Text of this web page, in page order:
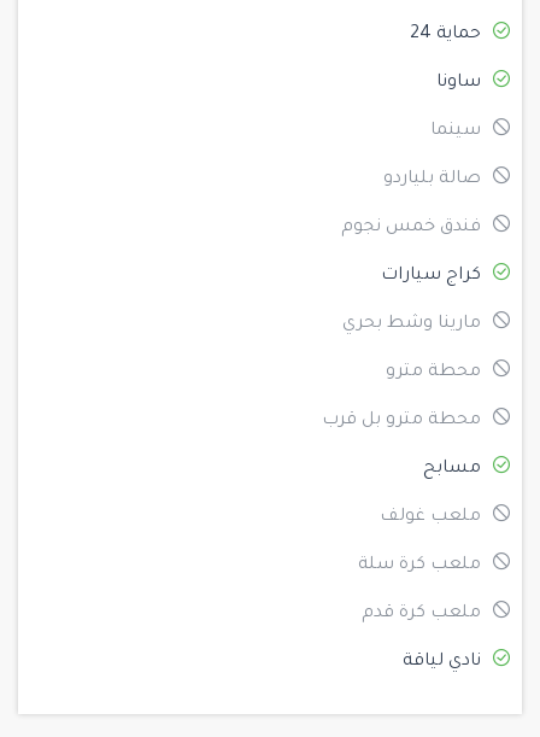
حماية 24
ساونا
سينما
صالة بلياردو
فندق خمس نجوم
كراج سيارات
مارينا وشط بحري
محطة مترو
محطة مترو بل قرب
مسابح
ملعب غولف
ملعب كرة سلة
ملعب كرة قدم
نادي لياقة